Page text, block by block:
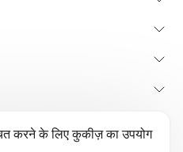
करने के लिए कुकीज़ का उपयोग
शर्तेंगोपनीयता नीतिकानूनीसाइट मैप